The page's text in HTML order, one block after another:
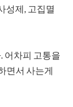
성제, 고집멸
어차피 고통을
면서 사는게